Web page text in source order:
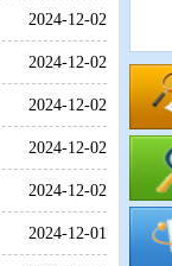
2024-12-02
2024-12-02
2024-12-02
2024-12-02
2024-12-02
2024-12-01